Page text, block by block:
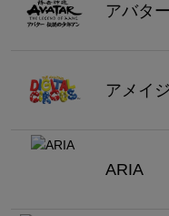
アバタ
アメイ
ARIA